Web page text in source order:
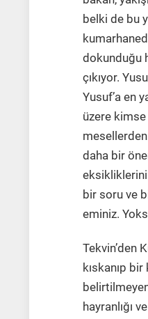
belki de bu
dokunduğu
çıkıyor.
Yusuf’a en
üzere kimse
mesellerden
daha bir
bir soru ve
eminiz.
Tekvin’den
kıskanıp bir
hayranlığı